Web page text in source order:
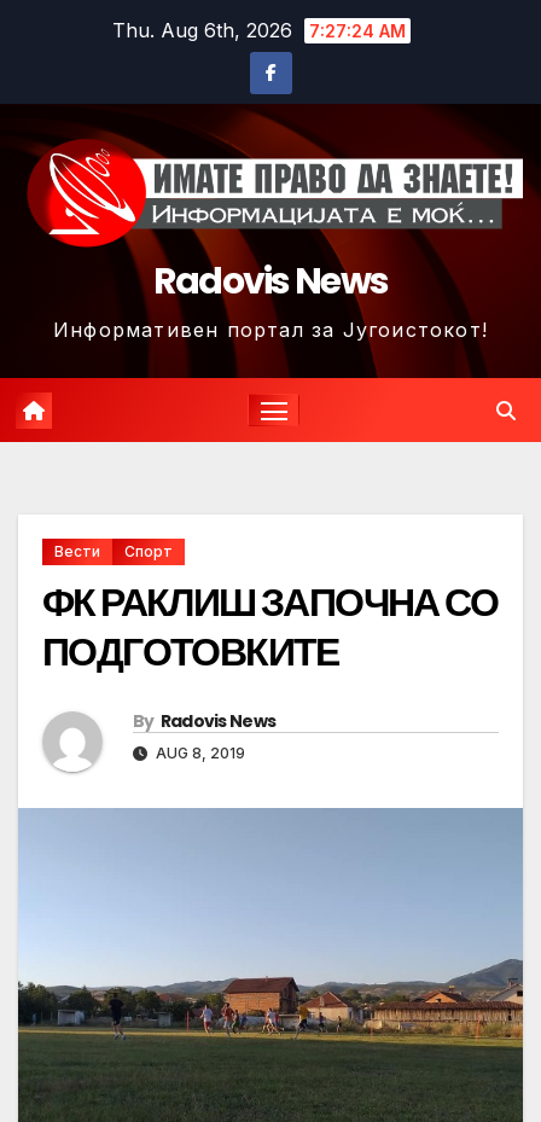
Thu. Aug 6th, 2026 7:27:27 AM
Radovis News
Информативен портал за Југоистокот!
Вести Спорт
ФК РАКЛИШ ЗАПОЧНА СО
ПОДГОТОВКИТЕ
By Radovis News
AUG 8, 2019